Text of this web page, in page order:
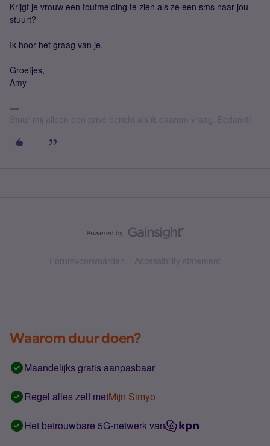
Krijgt je vrouw een foutmelding te zien als ze een sms naar jou
stuurt?
Ik hoor het graag van je.
Groetjes,
Amy
Stuur mij alleen een privé bericht als ik daarom vraag. Bedankt!
Forumvoorwaarden Accessibility statement
Waarom duur doen?
Maandelijks gratis aanpasbaar
Regel alles zelf metMijn Simyo
Het betrouwbare 5G-netwerk van